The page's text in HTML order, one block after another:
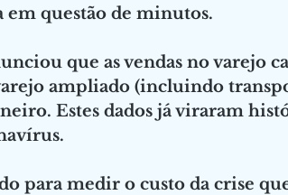
em questão de minutos.
que as vendas no varejo
ampliado (incluindo
Estes dados já viraram
para medir o custo da crise